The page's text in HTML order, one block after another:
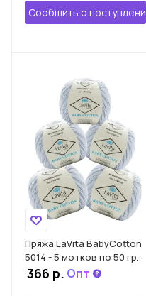
Сообщить о поступлении
Пряжа LaVita BabyCotton
5014 - 5 мотков по 50 гр.
366 р. Опт